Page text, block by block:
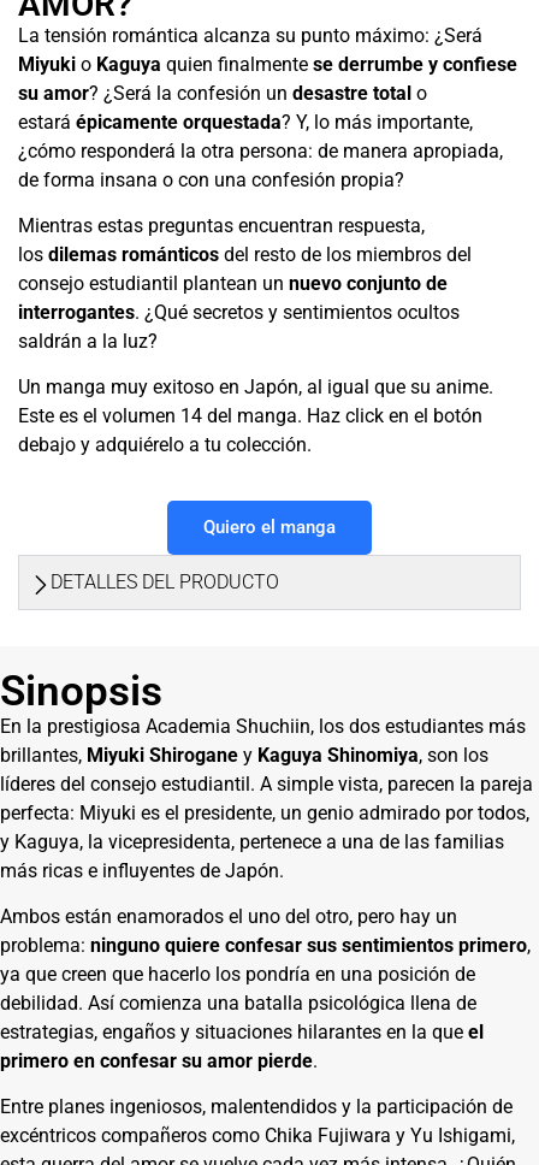
La tensión romántica alcanza su punto máximo: ¿Será
Miyuki o Kaguya quien finalmente se derrumbe y confiese
su amor? ¿Será la confesión un desastre total o
estará épicamente orquestada? Y, lo más importante,
¿cómo responderá la otra persona: de manera apropiada,
de forma insana o con una confesión propia?
Mientras estas preguntas encuentran respuesta,
los dilemas románticos del resto de los miembros del
consejo estudiantil plantean un nuevo conjunto de
interrogantes. ¿Qué secretos y sentimientos ocultos
saldrán a la luz?
Un manga muy exitoso en Japón, al igual que su anime.
Este es el volumen 14 del manga. Haz click en el botón
debajo y adquiérelo a tu colección.
Quiero el manga
DETALLES DEL PRODUCTO
Sinopsis
En la prestigiosa Academia Shuchiin, los dos estudiantes más
brillantes, Miyuki Shirogane y Kaguya Shinomiya, son los
líderes del consejo estudiantil. A simple vista, parecen la pareja
perfecta: Miyuki es el presidente, un genio admirado por todos,
y Kaguya, la vicepresidenta, pertenece a una de las familias
más ricas e influyentes de Japón.
Ambos están enamorados el uno del otro, pero hay un
problema: ninguno quiere confesar sus sentimientos primero,
ya que creen que hacerlo los pondría en una posición de
debilidad. Así comienza una batalla psicológica llena de
estrategias, engaños y situaciones hilarantes en la que el
primero en confesar su amor pierde.
Entre planes ingeniosos, malentendidos y la participación de
excéntricos compañeros como Chika Fujiwara y Yu Ishigami,